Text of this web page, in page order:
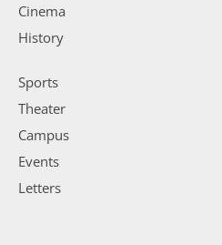
Cinema
History
Sports
Theater
Campus
Events
Letters